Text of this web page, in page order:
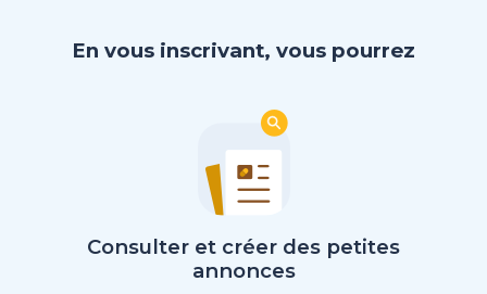
En vous inscrivant, vous pourrez
Consulter et créer des petites
annonces